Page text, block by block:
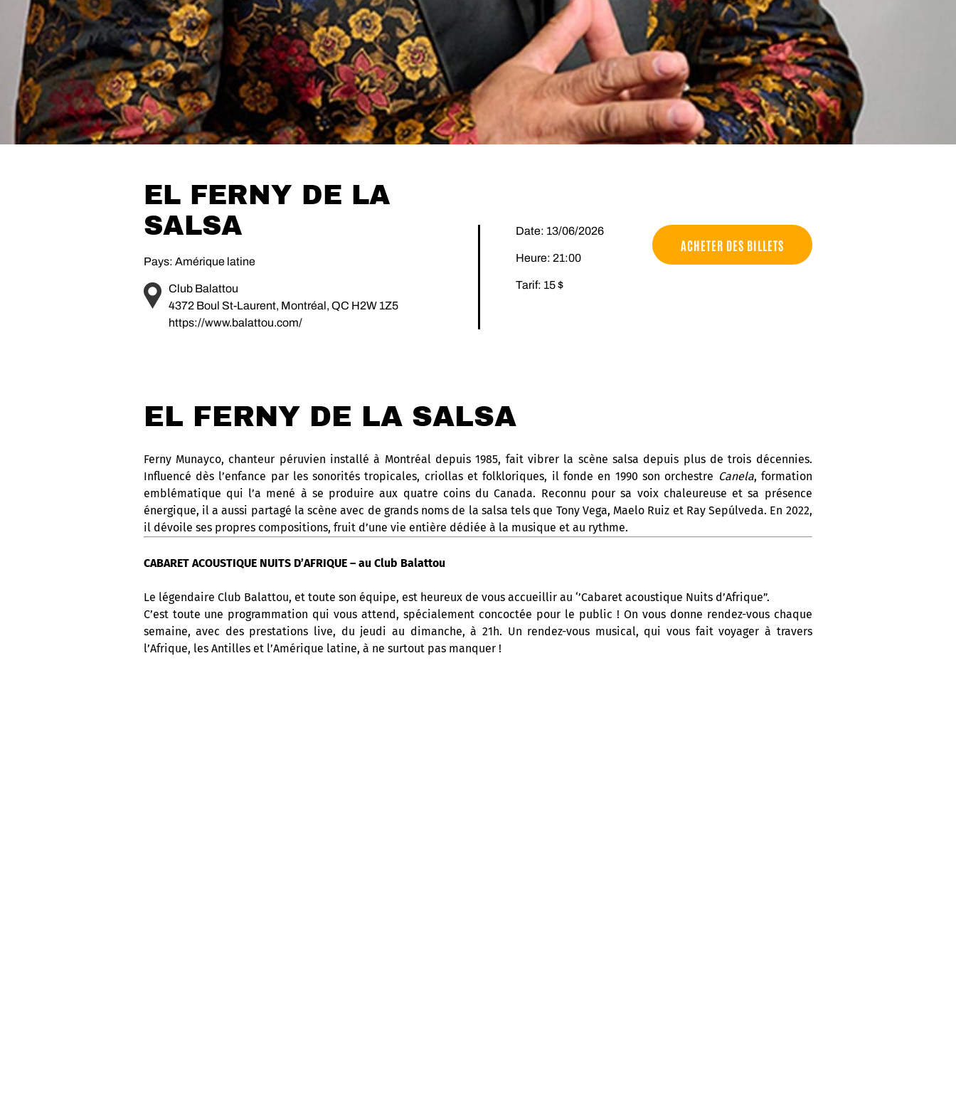
EL FERNY DE LA
SALSA
Pays: Amérique latine
Club Balattou
4372 Boul St-Laurent, Montréal, QC H2W 1Z5
https://www.balattou.com/
Date: 13/06/2026
Heure: 21:00
Tarif: 15 $
ACHETER DES BILLETS
EL FERNY DE LA SALSA
Ferny Munayco, chanteur péruvien installé à Montréal depuis 1985, fait vibrer la scène salsa depuis plus de trois décennies.
Influencé dès l’enfance par les sonorités tropicales, criollas et folkloriques, il fonde en 1990 son orchestre Canela, formation
emblématique qui l’a mené à se produire aux quatre coins du Canada. Reconnu pour sa voix chaleureuse et sa présence
énergique, il a aussi partagé la scène avec de grands noms de la salsa tels que Tony Vega, Maelo Ruiz et Ray Sepúlveda. En 2022,
il dévoile ses propres compositions, fruit d’une vie entière dédiée à la musique et au rythme.
CABARET ACOUSTIQUE NUITS D’AFRIQUE – au Club Balattou
Le légendaire Club Balattou, et toute son équipe, est heureux de vous accueillir au ‘’Cabaret acoustique Nuits d’Afrique”.
C’est toute une programmation qui vous attend, spécialement concoctée pour le public ! On vous donne rendez-vous chaque
semaine, avec des prestations live, du jeudi au dimanche, à 21h. Un rendez-vous musical, qui vous fait voyager à travers
l’Afrique, les Antilles et l’Amérique latine, à ne surtout pas manquer !